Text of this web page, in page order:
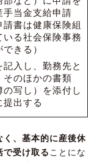
手当金支給申請
書は健康保険組
る社会保険事務
きる）
入し、勤務先と
そのほかの書類
の写し）を添付し
提出する
く、基本的に産後休
で受け取る ことにな